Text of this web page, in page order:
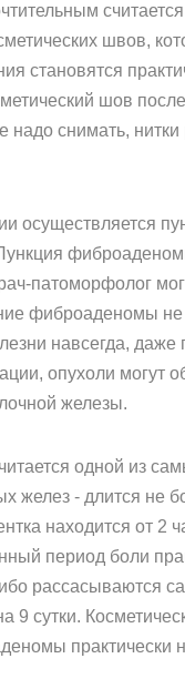
швов,
становятся
шов
снимать, нитки
осуществляется
патоморфолог
фиброаденомы не
навсегда, даже
опухоли могут
железы.
одной из
желез - длится не
находится от 2
период боли
рассасываются
9 сутки.
практически